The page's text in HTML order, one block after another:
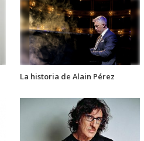
La historia de Alain Pérez